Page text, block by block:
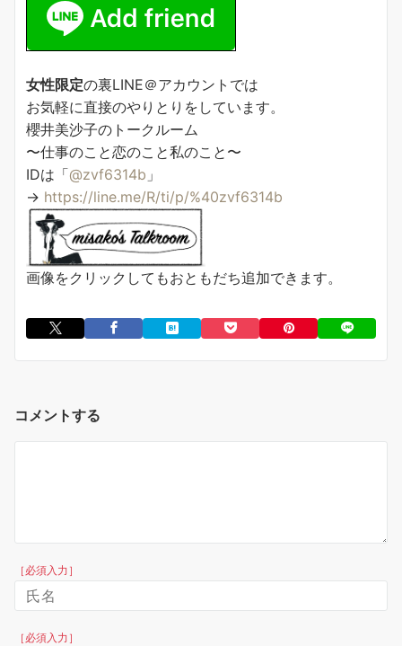
女性限定の裏LINE＠アカウントでは
お気軽に直接のやりとりをしています。
櫻井美沙子のトークルーム
〜仕事のこと恋のこと私のこと〜
IDは「@zvf6314b 」
→ https://line.me/R/ti/p/%40zvf6314b
画像をクリックしてもおともだち追加できます。
コメントする
［必須入力］
［必須入力］